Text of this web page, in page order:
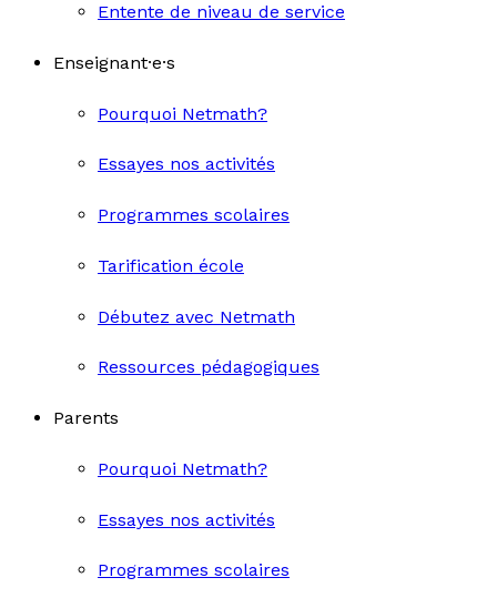
Entente de niveau de service
Enseignant·e·s
Pourquoi Netmath?
Essayes nos activités
Programmes scolaires
Tarification école
Débutez avec Netmath
Ressources pédagogiques
Parents
Pourquoi Netmath?
Essayes nos activités
Programmes scolaires